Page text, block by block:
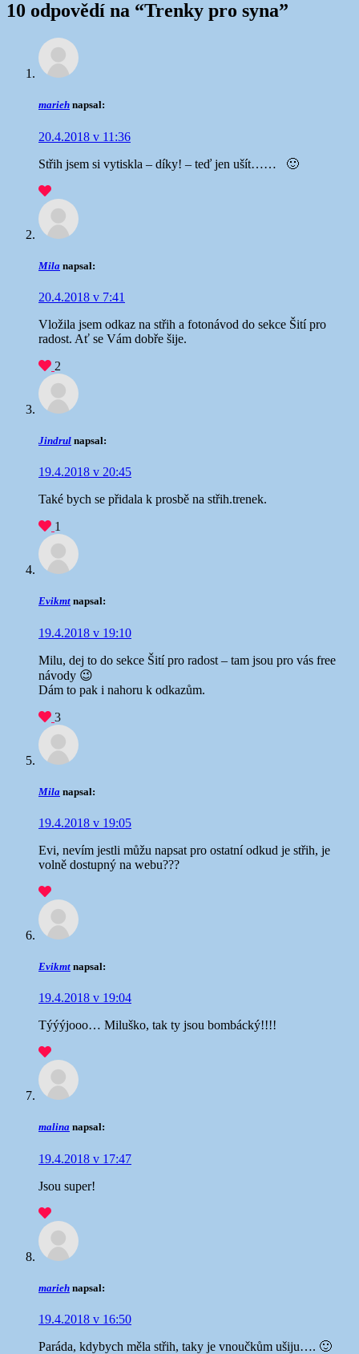
10 odpovědí na “Trenky pro syna”
marieh napsal:
20.4.2018 v 11:36
Střih jsem si vytiskla – díky! – teď jen ušít…… 🙂
Mila napsal:
20.4.2018 v 7:41
Vložila jsem odkaz na střih a fotonávod do sekce Šití pro
radost. Ať se Vám dobře šije.
2
Jindrul napsal:
19.4.2018 v 20:45
Také bych se přidala k prosbě na střih.trenek.
1
Evikmt napsal:
19.4.2018 v 19:10
Milu, dej to do sekce Šití pro radost – tam jsou pro vás free
návody 😉
Dám to pak i nahoru k odkazům.
3
Mila napsal:
19.4.2018 v 19:05
Evi, nevím jestli můžu napsat pro ostatní odkud je střih, je
volně dostupný na webu???
Evikmt napsal:
19.4.2018 v 19:04
Týýýjooo… Miluško, tak ty jsou bombácký!!!!
malina napsal:
19.4.2018 v 17:47
Jsou super!
marieh napsal:
19.4.2018 v 16:50
Paráda, kdybych měla střih, taky je vnoučkům ušiju…. 🙂